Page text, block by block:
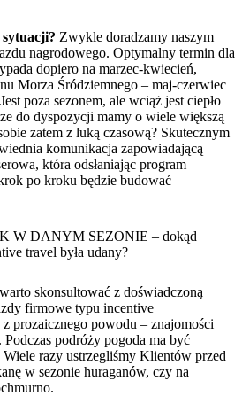
Zwykle doradzamy naszym
nagrodowego. Optymalny termin dla
dopiero na marzec-kwiecień,
Morza Śródziemnego – maj-czerwiec
poza sezonem, ale wciąż jest ciepło
do dyspozycji mamy o wiele większą
zatem z luką czasową? Skutecznym
komunikacja zapowiadającą
która odsłaniając program
po kroku będzie budować
W DANYM SEZONIE – dokąd
travel była udany?
skonsultować z doświadczoną
firmowe typu incentive
prozaicznego powodu – znajomości
podróży pogoda ma być
Wiele razy ustrzegliśmy Klientów przed
w sezonie huraganów, czy na